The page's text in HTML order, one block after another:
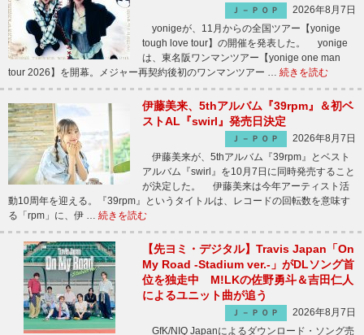
Ｊ－ＰＯＰ
2026年8月7日
yonigeが、11月からの全国ツアー【yonige
tough love tour】の開催を発表した。 yonige
は、東名阪ワンマンツアー【yonige one man
tour 2026】を開幕。メジャー再契約後初のワンマンツアー … 続きを読む
伊藤美来、5thアルバム『39rpm』＆初ベ
ストAL『swirl』発売日決定
Ｊ－ＰＯＰ
2026年8月7日
伊藤美来が、5thアルバム『39rpm』とベスト
アルバム『swirl』を10月7日に同時発売すること
が決定した。 伊藤美来は今年アーティスト活
動10周年を迎える。『39rpm』というタイトルは、レコードの回転数を意味す
る「rpm」に、伊 … 続きを読む
【先ヨミ・デジタル】Travis Japan「On
My Road -Stadium ver.-」がDLソング首
位を独走中 M!LKの佐野勇斗＆吉田仁人
によるユニット曲が追う
Ｊ－ＰＯＰ
2026年8月7日
GfK/NIQ Japanによるダウンロード・ソング売